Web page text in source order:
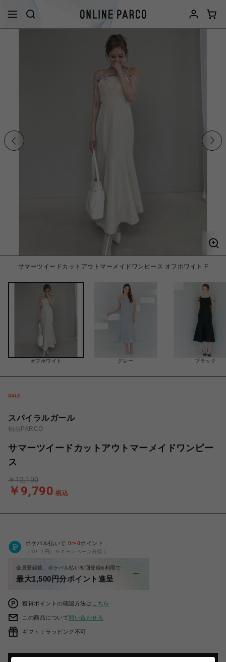
サマーツイードカットアウトマーメイドワンピース オフホワイト F
オフホワイト グレー ブラック
スパイラルガール
仙台PARCO
サマーツイードカットアウトマーメイドワンピー
ス
￥9,790 税込
￥12,100
ポケパル払いで 0〜0ポイント
（1P=1円）※キャンペーン分除く
会員登録後、ポケパル払い初回登録&利用で
最大1,500円分ポイント進呈
獲得ポイントの確認方法は こちら
この商品について問い合わせる
ギフト：ラッピング不可